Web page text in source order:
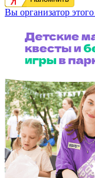
Вы организатор